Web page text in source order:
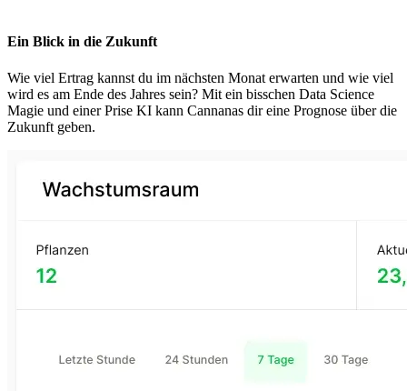
Ein Blick in die Zukunft
Wie viel Ertrag kannst du im nächsten Monat erwarten und wie viel
wird es am Ende des Jahres sein? Mit ein bisschen Data Science
Magie und einer Prise KI kann Cannanas dir eine Prognose über die
Zukunft geben.